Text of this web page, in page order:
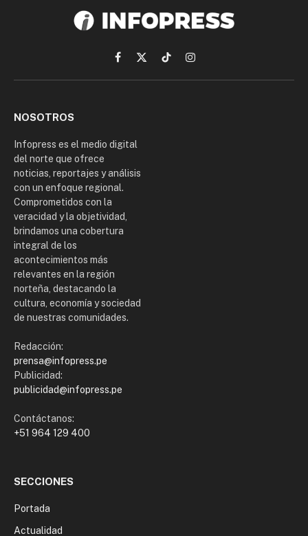
Facebook
X
(Twitter)
TikTokInstagram
NOSOTROS
Infopress es el medio digital
del norte que ofrece
noticias, reportajes y análisis
con un enfoque regional.
Comprometidos con la
veracidad y la objetividad,
brindamos una cobertura
integral de los
acontecimientos más
relevantes en la región
norteña, destacando la
cultura, economía y sociedad
de nuestras comunidades.
Redacción:
prensa@infopress.pe
Publicidad:
publicidad@infopress.pe
Contáctanos:
+51 964 129 400
SECCIONES
Portada
Actualidad